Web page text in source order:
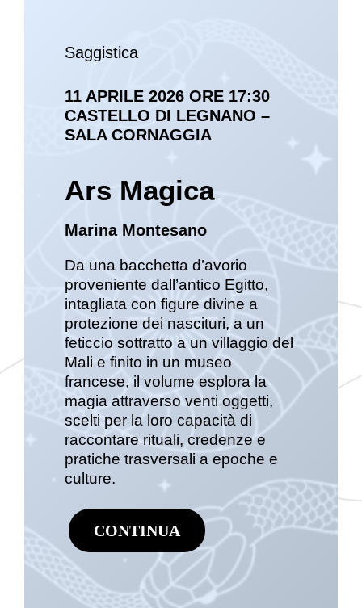
Saggistica
11 APRILE 2026 ORE 17:30
CASTELLO DI LEGNANO –
SALA CORNAGGIA
Ars Magica
Marina Montesano
Da una bacchetta d’avorio
proveniente dall’antico Egitto,
intagliata con figure divine a
protezione dei nascituri, a un
feticcio sottratto a un villaggio del
Mali e finito in un museo
francese, il volume esplora la
magia attraverso venti oggetti,
scelti per la loro capacità di
raccontare rituali, credenze e
pratiche trasversali a epoche e
culture.
CONTINUA